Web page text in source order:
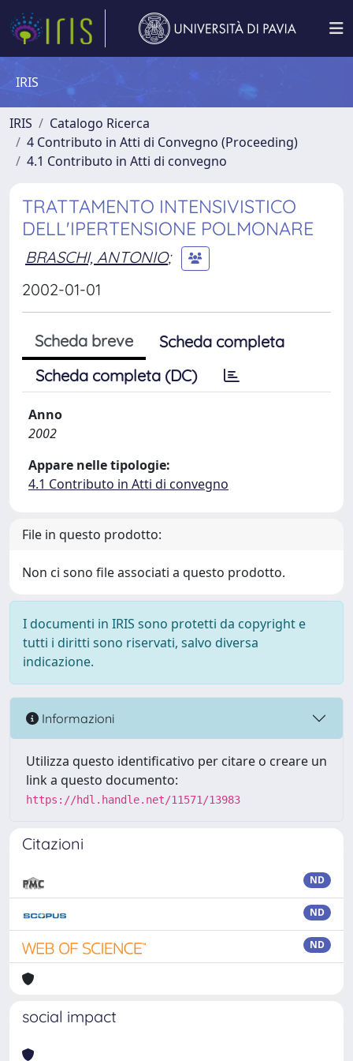
IRIS
IRIS
Catalogo Ricerca
4 Contributo in Atti di Convegno (Proceeding)
4.1 Contributo in Atti di convegno
TRATTAMENTO INTENSIVISTICO
DELL'IPERTENSIONE POLMONARE
BRASCHI, ANTONIO;
2002-01-01
Scheda breve
Scheda completa
Scheda completa (DC)
Anno
2002
Appare nelle tipologie:
4.1 Contributo in Atti di convegno
File in questo prodotto:
Non ci sono file associati a questo prodotto.
I documenti in IRIS sono protetti da copyright e
tutti i diritti sono riservati, salvo diversa
indicazione.
Informazioni
Utilizza questo identificativo per citare o creare un
link a questo documento:
https://hdl.handle.net/11571/13983
Citazioni
ND
ND
ND
social impact